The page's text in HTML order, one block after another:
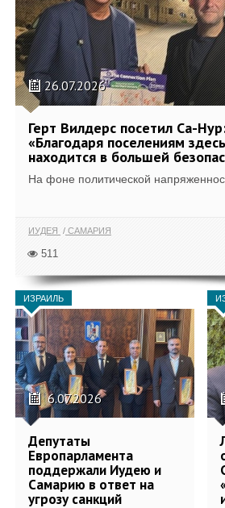
26.07.2026
Герт Вилдерс посетил Са-
«Благодаря поселениям
находится в большей
На фоне политической
ИУДЕЯ САМАРИЯ
511
ИЗРАИЛЬ
6.07.2026
Депутаты
Европарламента
поддержали Иудею и
Самарию в ответ на
угрозу санкций